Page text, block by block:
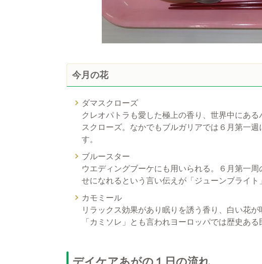
今月の花
ダマスクローズ
クレオパトラも愛した極上の香り、世界中にあ
スクローズ。なかでもブルガリアでは６月第一週
す。
ブルースター
ウエディングブーケにも用いられる。６月第一
せになれるという言い伝えが「ジューンブライト
カモミール
リラックス効果があり眠りを誘う香り、白い花
「カミソレ」とも言われヨーロッパでは歴史ある